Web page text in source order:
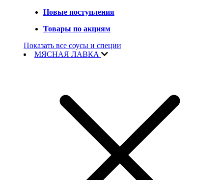
Новые поступления
Товары по акциям
Показать все соусы и специи
МЯСНАЯ ЛАВКА